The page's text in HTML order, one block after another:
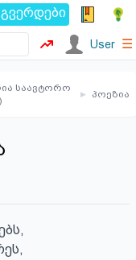
გვერდები
User ☰
საავტორო
▸ პოეზია